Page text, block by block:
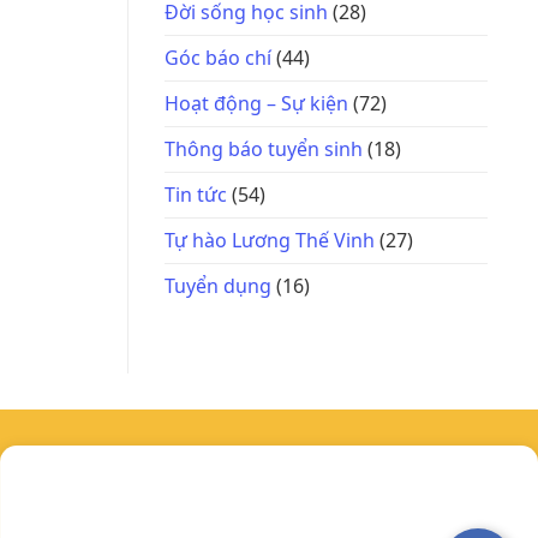
Đời sống học sinh (28)
Góc báo chí(44)
Hoạt động – Sự kiện (72)
Thông báo tuyển sinh (18)
Tin tức (54)
Tự hào Lương Thế Vinh (27)
Tuyển dụng (16)